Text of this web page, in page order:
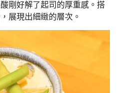
剛好解了起司的厚重感。搭
展現出細緻的層次。